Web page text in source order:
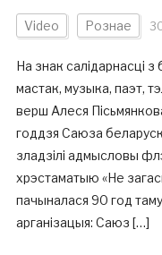
Video Рознае
На знак салідарнасці з
мастак, музыка, паэт,
верш Алеся
годдзя Саюза
зладзілі адмысловы
хрэстаматыю «Не
пачыналася 90 год
арганізацыя: Саюз […]